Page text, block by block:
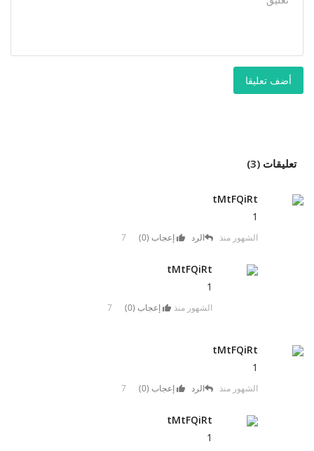
أضف تعليقا
تعليقات (3)
tMtFQiRt
1
7 الشهور منذ الرد إعجاب (0
)
tMtFQiRt
1
7 الشهور منذ إعجاب (0
)
tMtFQiRt
1
7 الشهور منذ الرد إعجاب (0
)
tMtFQiRt
1